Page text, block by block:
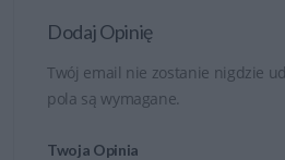
Dodaj Opinię
Twój email nie zostanie nigdzie
pola są wymagane.
Twoja Opinia